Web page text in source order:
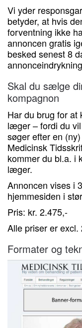
Vi yder
betyder, at hvis
forventning ikke
annoncen gratis
besked senest 8
Skal du sælge
kompagnon
Har du brug for at
læger – fordi du
søger efter en
Medicinsk
kommer du bl.a. i
læger.
Annoncen vises i
hjemmesiden i
Pris: kr. 2.475,-
Alle priser er excl.
Formater og